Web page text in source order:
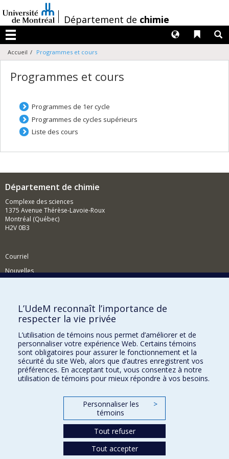
au
contenu
/Département de chimie
Menu
Liens
Langues
Accueil Programmes et cours
Programmes et cours
Programmes de 1er cycle
Programmes de cycles supérieurs
Liste des cours
Département de chimie
Complexe des sciences
1375 Avenue Thérèse-Lavoie-Roux
Montréal (Québec)
H2V 0B3
Courriel
Nouvelles
Comment soutenir le Département?
BESOIN D'AIDE?
Plan du site
Signaler une erreur
Accessibilité
FACULTÉ DES ARTS ET DES SCIENCES
Nos départements et écoles
L’UdeM reconnaît l’importance de
respecter la vie privée
L’utilisation de témoins nous permet d’améliorer et de
personnaliser votre expérience Web. Certains témoins
sont obligatoires pour assurer le fonctionnement et la
sécurité du site Web, alors que d’autres enregistrent vos
préférences. En acceptant tout, vous consentez à notre
utilisation de témoins pour mieux répondre à vos besoins.
Personnaliser les
témoins
>
Tout refuser
Tout accepter